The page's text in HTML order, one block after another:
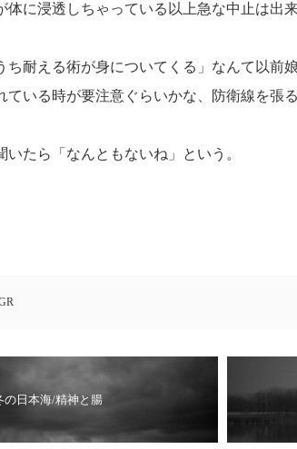
体に浸透しちゃっている以上急な中止は出来
ち耐える術が身についてくる」なんて以前
ている時が要注意ぐらいかな、防衛線を張る
いたら「なんともないね」という。
の日本海/精神と腸